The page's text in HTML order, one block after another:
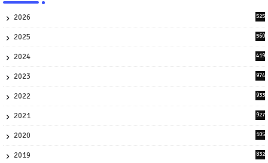
2026
525
2025
560
2024
419
2023
974
2022
933
2021
927
2020
105
2019
832